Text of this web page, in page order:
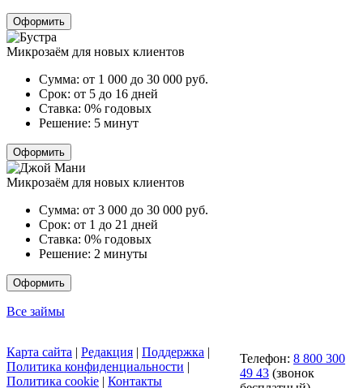
Оформить
Микрозаём для новых клиентов
Сумма: от 1 000 до 30 000 руб.
Срок: от 5 до 16 дней
Ставка: 0% годовых
Решение: 5 минут
Оформить
Микрозаём для новых клиентов
Сумма: от 3 000 до 30 000 руб.
Срок: от 1 до 21 дней
Ставка: 0% годовых
Решение: 2 минуты
Оформить
Все займы
Карта сайта | Редакция | Поддержка |
Политика конфиденциальности |
Политика cookie | Контакты
Телефон: 8 800 300
49 43(звонок